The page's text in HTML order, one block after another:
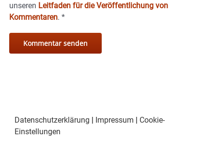
unseren Leitfaden für die Veröffentlichung von
Kommentaren. *
Datenschutzerklärung | Impressum | Cookie-
Einstellungen